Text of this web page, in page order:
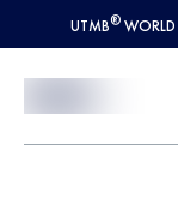
UTMB® WORLD